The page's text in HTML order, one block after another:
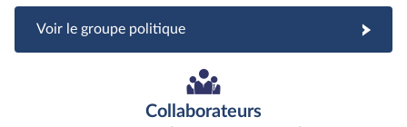
Voir le groupe politique
Collaborateurs